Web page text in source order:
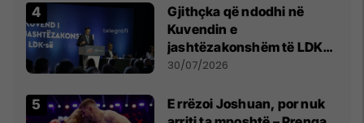
Gjithçka që ndodhi në
Kuvendin e
jashtëzakonshëm të LDK-
së
30/07/2026
E rrëzoi Joshuan, por nuk